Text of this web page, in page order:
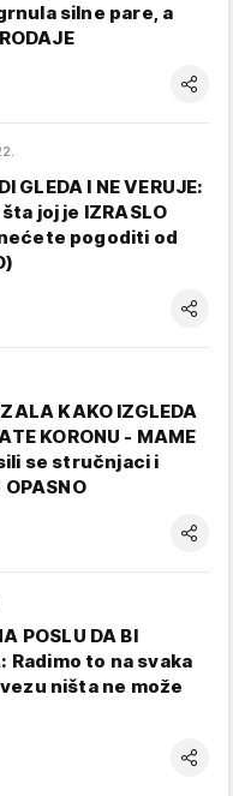
silne pare, a
GLEDA I NE VERUJE:
joj je IZRASLO
pogoditi od
KAKO IZGLEDA
KORONU - MAME
se stručnjaci i
POSLU DA BI
Radimo to na svaka
ništa ne može